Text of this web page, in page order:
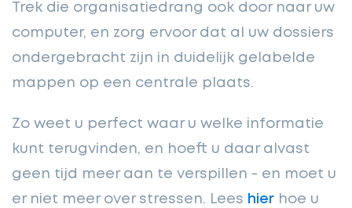
Trek die organisatiedrang ook door naar uw
computer, en zorg ervoor dat al uw dossiers
ondergebracht zijn in duidelijk gelabelde
mappen op een centrale plaats.
Zo weet u perfect waar u welke informatie
kunt terugvinden, en hoeft u daar alvast
geen tijd meer aan te verspillen - en moet u
er niet meer over stressen. Lees hier hoe u